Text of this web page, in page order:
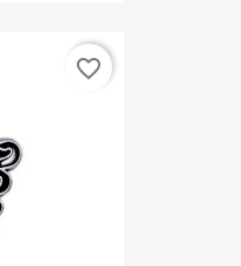
favorite_border